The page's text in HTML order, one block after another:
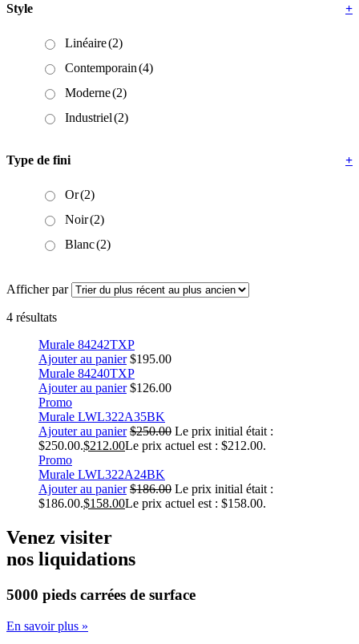
Style +
Linéaire(2)
Contemporain(4)
Moderne(2)
Industriel(2)
Type de fini +
Or(2)
Noir(2)
Blanc(2)
Afficher par
4 résultats
Murale 84242TXP
Ajouter au panier $195.00
Murale 84240TXP
Ajouter au panier $126.00
Promo
Murale LWL322A35BK
Ajouter au panier $250.00 Le prix initial était :
$250.00.$212.00Le prix actuel est : $212.00.
Promo
Murale LWL322A24BK
Ajouter au panier $186.00 Le prix initial était :
$186.00.$158.00Le prix actuel est : $158.00.
Venez visiter
nos liquidations
5000 pieds carrées de surface
En savoir plus »